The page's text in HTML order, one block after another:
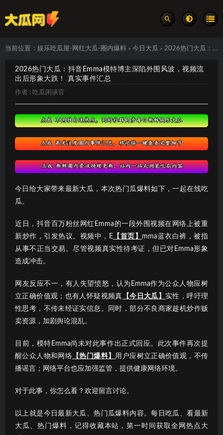
当前位置： 娱乐吃瓜屋-网红大瓜-圈内爆料 > 今日大瓜 > 2026热门大瓜：抖音Emma模特博主深陷外围风波，视频流出后形象大跌！ 真实事件汇总
2026热门大瓜：抖音Emma模特博主深陷外围风波，视频流
出后形象大跌！ 真实事件汇总
作者 : 吃瓜闲谈官
今日给大家带来最新大瓜，本次热门瓜爆料如下，一起在线吃
瓜。
近日，抖音百万粉丝网红Emma的一段外围视频在网络上被重
新炒作，引发热议。视频中，E 【首页】 mma蓝衣白裤，被指
从事不正当交易。尽管视频真实性待考证，但已对Emma形象
造成冲击。
网友反应不一，有人失望愤怒，认为Emma作为公众人物应树
立正确价值观；也有人怀疑视频真 【今日大瓜】 实性，呼吁理
性思考，不传未经证实信息。同时，部分不良商家趁机炒作贩
卖资源，加剧舆论混乱。
目前，模特Emma尚未对此事作出正式回应。此次事件再次提
醒公众人物和网络 【热门爆料】
用户应树立正确价值观，不传
播谣言；网络平台也应加强监管，提供健康网络环境。
对于此事，你怎么看？欢迎留言讨论。
以上就是今日最新大瓜、热门瓜爆料内容。每日吃瓜、看最新
大瓜、热门爆料，记得收藏本站，第一时间获取全网热点大